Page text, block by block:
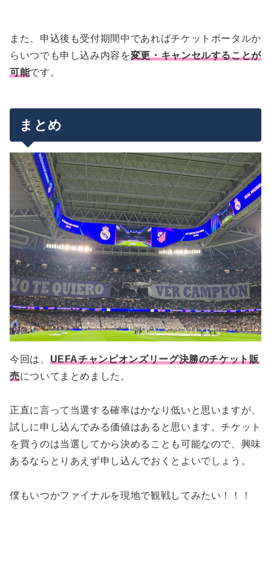
また、申込後も受付期間中であればチケットポータルか
らいつでも申し込み内容を変更・キャンセルすることが
可能です。
まとめ
今回は、 UEFAチャンピオンズリーグ決勝のチケット販
売についてまとめました。
正直に言って当選する確率はかなり低いと思いますが、
試しに申し込んでみる価値はあると思います。チケット
を買うのは当選してから決めることも可能なので、興味
あるならとりあえず申し込んでおくとよいでしょう。
僕もいつかファイナルを現地で観戦してみたい！！！